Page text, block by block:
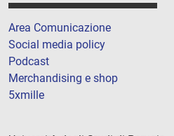
Area Comunicazione
Social media policy
Podcast
Merchandising e shop
5xmille